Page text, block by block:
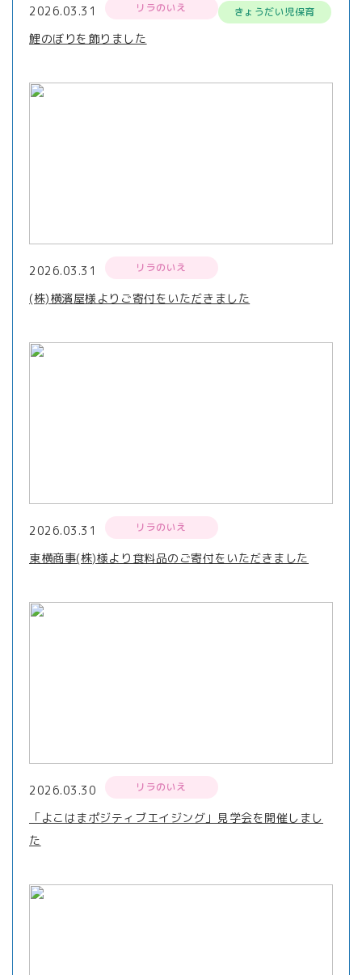
2026.03.31 リラのいえ きょうだい児保育
鯉のぼりを飾りました
2026.03.31 リラのいえ
(株)横濱屋様よりご寄付をいただきました
2026.03.31 リラのいえ
東横商事(株)様より食料品のご寄付をいただきました
2026.03.30 リラのいえ
「よこはまポジティブエイジング」見学会を開催しまし
た